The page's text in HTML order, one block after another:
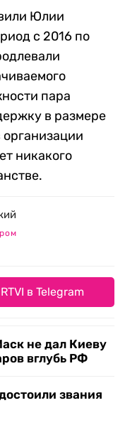
Юлии
с 2016 по
пара
в размере
никакого
в Telegram
не дал Киеву
вглубь РФ
звания